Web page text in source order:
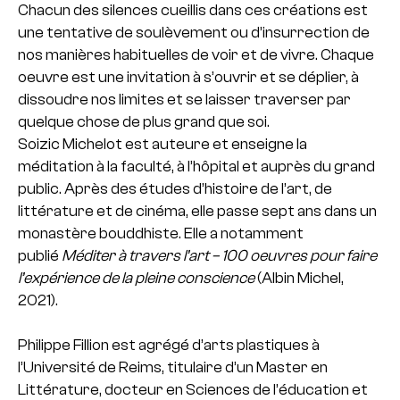
Chacun des silences cueillis dans ces créations est
une tentative de soulèvement ou d’insurrection de
nos manières habituelles de voir et de vivre. Chaque
oeuvre est une invitation à s’ouvrir et se déplier, à
dissoudre nos limites et se laisser traverser par
quelque chose de plus grand que soi.
Soizic Michelot est auteure et enseigne la
méditation à la faculté, à l’hôpital et auprès du grand
public. Après des études d’histoire de l’art, de
littérature et de cinéma, elle passe sept ans dans un
monastère bouddhiste. Elle a notamment
publié Méditer à travers l’art – 100 oeuvres pour faire
l’expérience de la pleine conscience(Albin Michel,
2021).
Philippe Fillion est agrégé d’arts plastiques à
l’Université de Reims, titulaire d’un Master en
Littérature, docteur en Sciences de l’éducation et